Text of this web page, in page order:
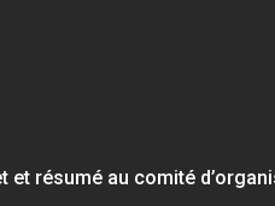
résumé au comité